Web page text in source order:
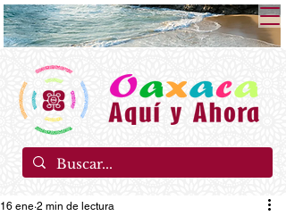
16 ene 2 min de lectura